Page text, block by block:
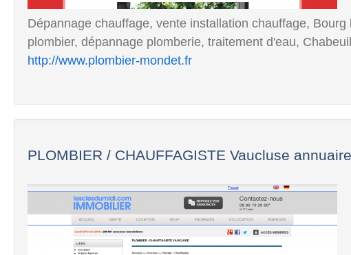
Dépannage chauffage, vente installation chauffage,
plombier, dépannage plomberie, traitement d'eau,
http://www.plombier-mondet.fr
PLOMBIER / CHAUFFAGISTE Vaucluse